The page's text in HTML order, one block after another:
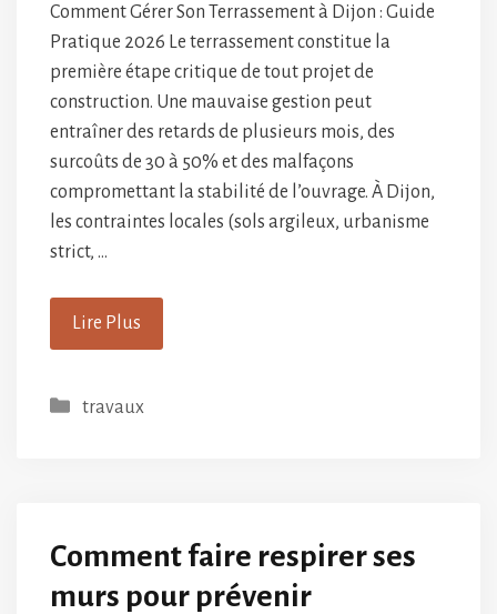
Comment Gérer Son Terrassement à Dijon : Guide
Pratique 2026 Le terrassement constitue la
première étape critique de tout projet de
construction. Une mauvaise gestion peut
entraîner des retards de plusieurs mois, des
surcoûts de 30 à 50% et des malfaçons
compromettant la stabilité de l’ouvrage. À Dijon,
les contraintes locales (sols argileux, urbanisme
strict, …
Lire Plus
Catégories
travaux
Comment faire respirer ses
murs pour prévenir